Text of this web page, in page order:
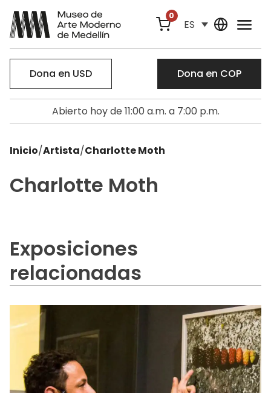
0
ES
Dona en USD Dona en COP
Abierto hoy de 11:00 a.m. a 7:00 p.m.
Inicio/Artista/Charlotte Moth
Charlotte Moth
Exposiciones
relacionadas